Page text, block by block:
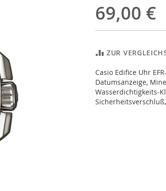
69,00 €
ZUR
Casio Edifice Uhr
Datumsanzeige,
Wasserdichtigkeits-